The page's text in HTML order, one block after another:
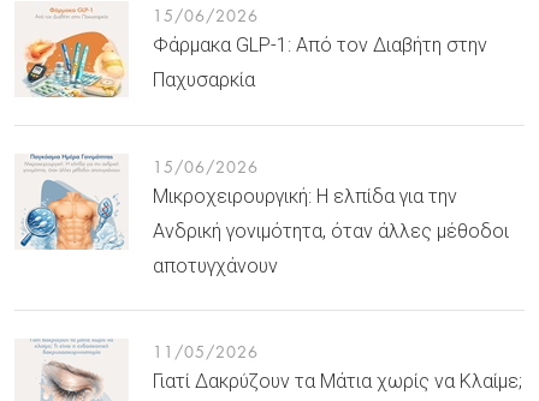
15/06/2026
Φάρμακα GLP-1: Από τον Διαβήτη στην
Παχυσαρκία
15/06/2026
Μικροχειρουργική: Η ελπίδα για την
Ανδρική γονιμότητα, όταν άλλες μέθοδοι
αποτυγχάνουν
11/05/2026
Γιατί Δακρύζουν τα Μάτια χωρίς να Κλαίμε;